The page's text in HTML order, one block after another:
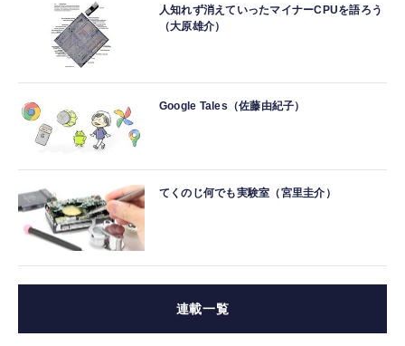
人知れず消えていったマイナーCPUを語ろう
（大原雄介）
Google Tales（佐藤由紀子）
てくのじ何でも実験室（宮里圭介）
連載一覧